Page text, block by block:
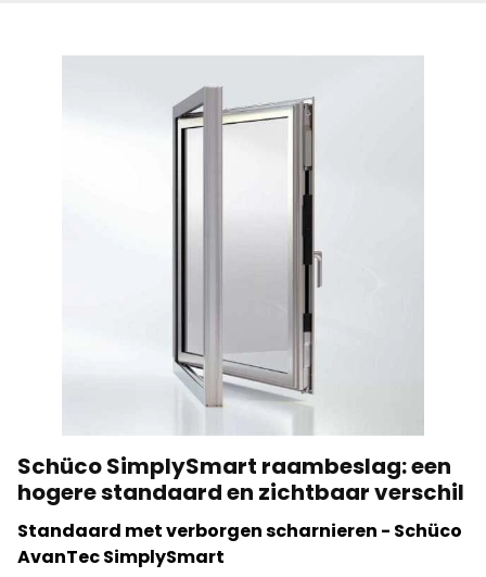
Schüco SimplySmart raambeslag: een
hogere standaard en zichtbaar verschil
Standaard met verborgen scharnieren - Schüco
AvanTec SimplySmart